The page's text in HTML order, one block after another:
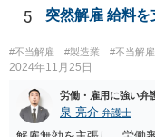
母様には一時所得とし
5 突然解雇 給料
#不当解雇 #製造業 #不当解雇
2024年11月25日
労働・雇用に強い弁
泉 亮介 弁護士